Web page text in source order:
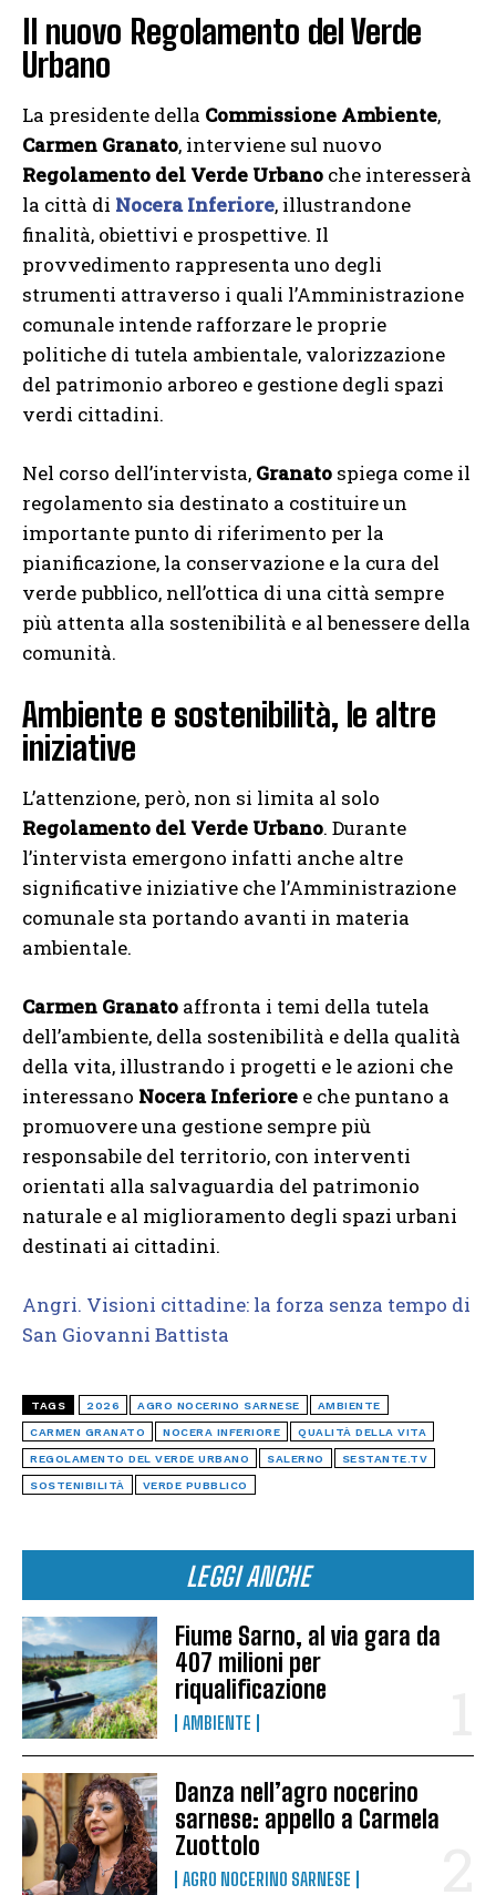
LEGGI ANCHE
Fiume Sarno, al via gara da
407 milioni per
riqualificazione
AMBIENTE
Danza nell’agro nocerino
sarnese: appello a Carmela
Zuottolo
AGRO NOCERINO SARNESE
Il nuovo Regolamento del Verde
Urbano
La presidente della Commissione Ambiente,
Carmen Granato, interviene sul nuovo
Regolamento del Verde Urbano che interesserà
la città di Nocera Inferiore, illustrandone
finalità, obiettivi e prospettive. Il
provvedimento rappresenta uno degli
strumenti attraverso i quali l’Amministrazione
comunale intende rafforzare le proprie
politiche di tutela ambientale, valorizzazione
del patrimonio arboreo e gestione degli spazi
verdi cittadini.
Nel corso dell’intervista, Granato spiega come il
regolamento sia destinato a costituire un
importante punto di riferimento per la
pianificazione, la conservazione e la cura del
verde pubblico, nell’ottica di una città sempre
più attenta alla sostenibilità e al benessere della
comunità.
Ambiente e sostenibilità, le altre
iniziative
L’attenzione, però, non si limita al solo
Regolamento del Verde Urbano. Durante
l’intervista emergono infatti anche altre
significative iniziative che l’Amministrazione
comunale sta portando avanti in materia
ambientale.
Carmen Granato affronta i temi della tutela
dell’ambiente, della sostenibilità e della qualità
della vita, illustrando i progetti e le azioni che
interessano Nocera Inferiore e che puntano a
promuovere una gestione sempre più
responsabile del territorio, con interventi
orientati alla salvaguardia del patrimonio
naturale e al miglioramento degli spazi urbani
destinati ai cittadini.
Angri. Visioni cittadine: la forza senza tempo di
San Giovanni Battista
TAGS 2026 AGRO NOCERINO SARNESE AMBIENTE
CARMEN GRANATO NOCERA INFERIORE QUALITÀ DELLA VITA
REGOLAMENTO DEL VERDE URBANO SALERNO SESTANTE.TV
SOSTENIBILITÀ VERDE PUBBLICO